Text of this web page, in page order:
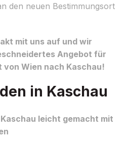
den neuen Bestimmungsort
mit uns auf und wir
Angebot für
Wien nach Kaschau!
in Kaschau
leicht gemacht mit